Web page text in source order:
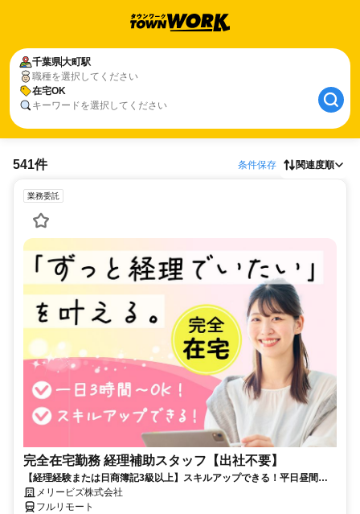
千葉県大町駅
職種を選択してください
在宅OK
キーワードを選択してください
541件 条件保存 関連度順
業務委託
完全在宅勤務 経理補助スタッフ【出社不要】
【経理経験または日商簿記3級以上】スキルアップできる！平日昼間３h
～。完全在宅で育児・介護中の方も大歓迎♪
メリービズ株式会社
フルリモート